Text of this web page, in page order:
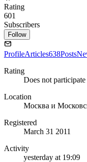
Rating
601
Subscribers
Follow
ProfileArticles638Posts
Rating
Does not participate
Location
Москва и
Registered
March 31 2011
Activity
yesterday at 19:09